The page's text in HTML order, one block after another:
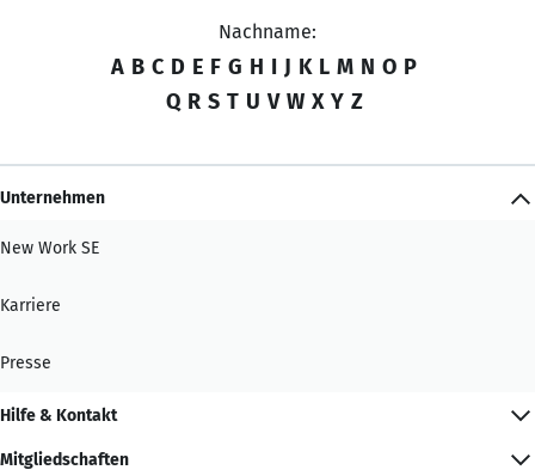
Nachname:
A B C D E F G H I J K L M N O P
Q R S T U V W X Y Z
Unternehmen
New Work SE
Karriere
Presse
Hilfe & Kontakt
Mitgliedschaften